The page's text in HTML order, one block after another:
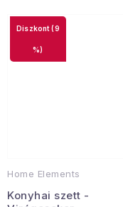
Home Elements
Konyhai szett -
(9
%)